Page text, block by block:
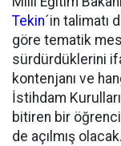
Tekin´in talimatı
göre tematik
sürdürdüklerini
kontenjanı ve
İstihdam
bitiren bir
de açılmış